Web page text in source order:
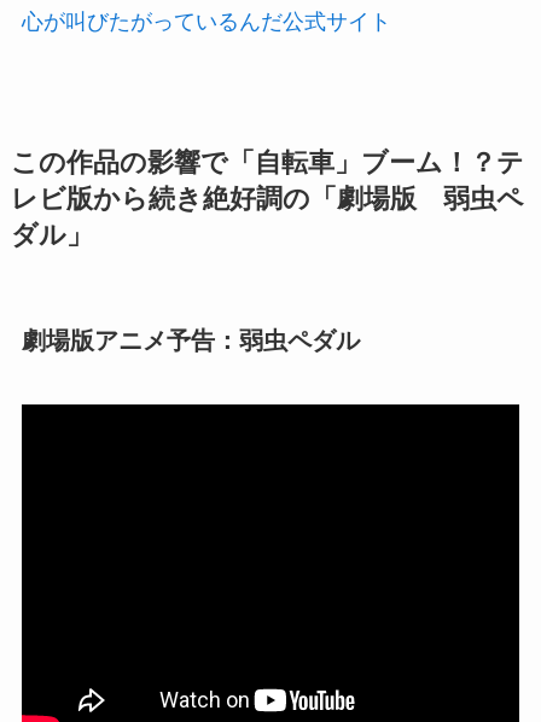
心が叫びたがっているんだ公式サイト
この作品の影響で「自転車」ブーム！？テ
レビ版から続き絶好調の「劇場版 弱虫ペ
ダル」
劇場版アニメ予告：弱虫ペダル